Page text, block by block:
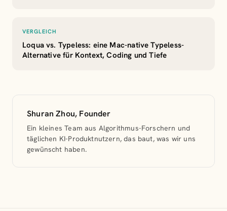
VERGLEICH
Loqua vs. Typeless: eine Mac-native Typeless-
Alternative für Kontext, Coding und Tiefe
Shuran Zhou, Founder
Ein kleines Team aus Algorithmus-Forschern und
täglichen KI-Produktnutzern, das baut, was wir uns
gewünscht haben.